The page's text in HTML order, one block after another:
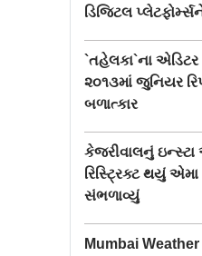
ડિજિટલ
`તહેલકા`ના
૨૦૧૩માં જુનિયર
બળાત્કાર
કેજરીવાલનું ઇન્સ્ટા
રિસ્ટ્રિક્ટ થયું એમા
સંભળાવ્યું
Mumbai